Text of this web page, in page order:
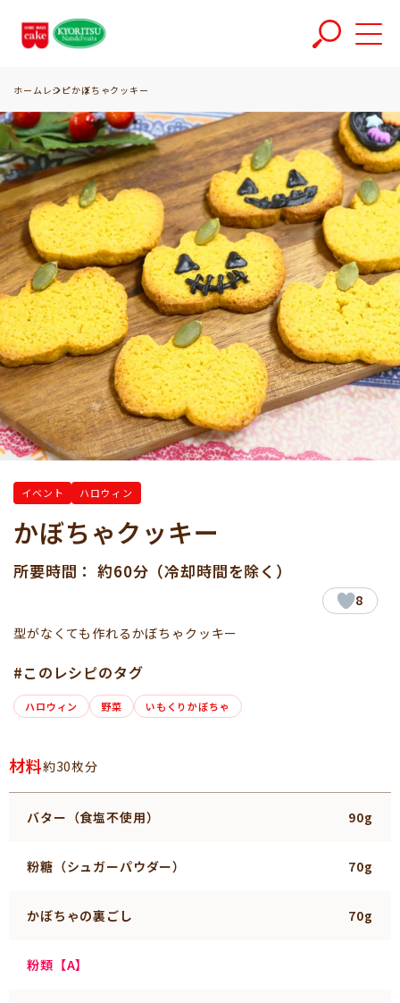
ホーム レシピかぼちゃクッキー
イベント ハロウィン
かぼちゃクッキー
所要時間： 約60分（冷却時間を除く）
型がなくても作れるかぼちゃクッキー
8
#このレシピのタグ
ハロウィン 野菜 いもくりかぼちゃ
材料約30枚分
バター（食塩不使用） 90g
粉糖（シュガーパウダー） 70g
かぼちゃの裏ごし 70g
粉類【A】